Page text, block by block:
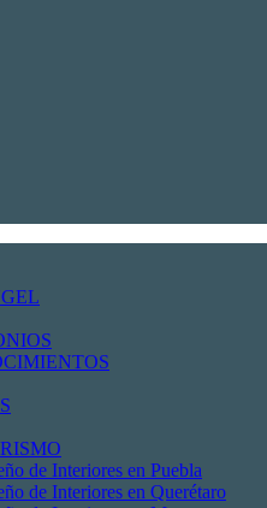
de Interiores en Puebla
de Interiores en Querétaro